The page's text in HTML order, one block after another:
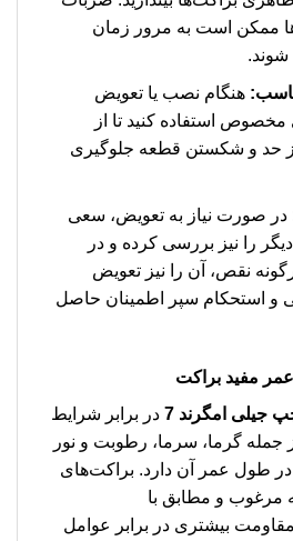
ممکن است به مرور زمان
هنگام نصب یا تعویض
مخصوص استفاده کنید تا از
و شکستن قطعه جلوگیری
در صورت نیاز به تعویض، سعی
را نیز بررسی کرده و در
نقص، آن را نیز تعویض
و استحکام سپر اطمینان حاصل
مفید براکت
جیلی امگرند 7
در برابر شرایط
جمله گرما، سرما، رطوبت و نور
طول عمر آن دارد. براکت‌های
مرغوب و مطابق با
مقاومت بیشتری در برابر عوامل